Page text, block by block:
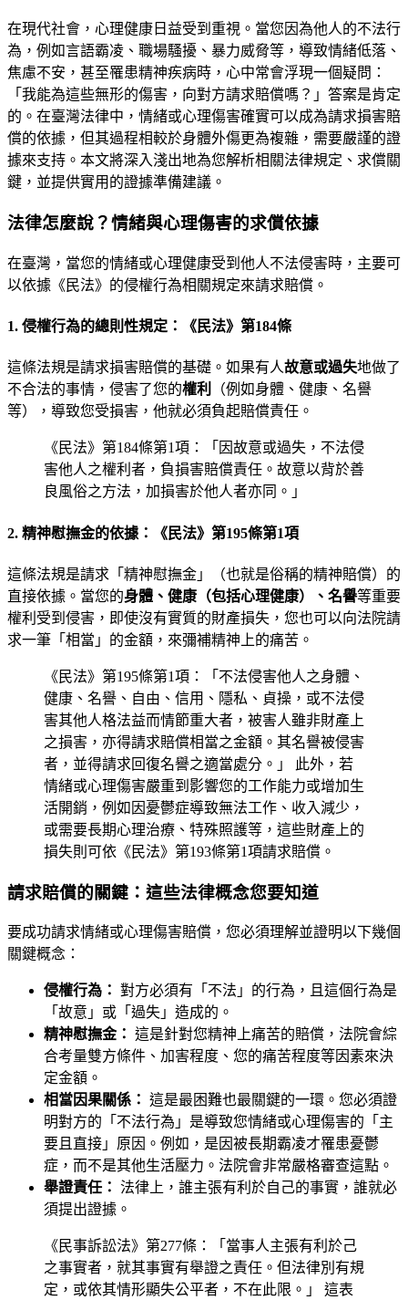
在現代社會，心理健康日益受到重視。當您因為他人的不法行
為，例如言語霸凌、職場騷擾、暴力威脅等，導致情緒低落、
焦慮不安，甚至罹患精神疾病時，心中常會浮現一個疑問：
「我能為這些無形的傷害，向對方請求賠償嗎？」答案是肯定
的。在臺灣法律中，情緒或心理傷害確實可以成為請求損害賠
償的依據，但其過程相較於身體外傷更為複雜，需要嚴謹的證
據來支持。本文將深入淺出地為您解析相關法律規定、求償關
鍵，並提供實用的證據準備建議。
法律怎麼說？情緒與心理傷害的求償依據
在臺灣，當您的情緒或心理健康受到他人不法侵害時，主要可
以依據《民法》的侵權行為相關規定來請求賠償。
1. 侵權行為的總則性規定：《民法》第184條
這條法規是請求損害賠償的基礎。如果有人故意或過失地做了
不合法的事情，侵害了您的權利
（例如身體、健康、名譽
等），導致您受損害，他就必須負起賠償責任。
《民法》第184條第1項：「因故意或過失，不法侵
害他人之權利者，負損害賠償責任。故意以背於善
良風俗之方法，加損害於他人者亦同。」
2. 精神慰撫金的依據：《民法》第195條第1項
這條法規是請求「精神慰撫金」（也就是俗稱的精神賠償）的
直接依據。當您的身體、健康（包括心理健康）、名譽等重要
權利受到侵害，即使沒有實質的財產損失，您也可以向法院請
求一筆「相當」的金額，來彌補精神上的痛苦。
《民法》第195條第1項：「不法侵害他人之身體、
健康、名譽、自由、信用、隱私、貞操，或不法侵
害其他人格法益而情節重大者，被害人雖非財產上
之損害，亦得請求賠償相當之金額。其名譽被侵害
者，並得請求回復名譽之適當處分。」 此外，若
情緒或心理傷害嚴重到影響您的工作能力或增加生
活開銷，例如因憂鬱症導致無法工作、收入減少，
或需要長期心理治療、特殊照護等，這些財產上的
損失則可依《民法》第193條第1項請求賠償。
請求賠償的關鍵：這些法律概念您要知道
要成功請求情緒或心理傷害賠償，您必須理解並證明以下幾個
關鍵概念：
侵權行為： 對方必須有「不法」的行為，且這個行為是
「故意」或「過失」造成的。
精神慰撫金： 這是針對您精神上痛苦的賠償，法院會綜
合考量雙方條件、加害程度、您的痛苦程度等因素來決
定金額。
相當因果關係： 這是最困難也最關鍵的一環。您必須證
明對方的「不法行為」是導致您情緒或心理傷害的「主
要且直接」原因。例如，是因被長期霸凌才罹患憂鬱
症，而不是其他生活壓力。法院會非常嚴格審查這點。
舉證責任： 法律上，誰主張有利於自己的事實，誰就必
須提出證據。
《民事訴訟法》第277條：「當事人主張有利於己
之事實者，就其事實有舉證之責任。但法律別有規
定，或依其情形顯失公平者，不在此限。」 這表